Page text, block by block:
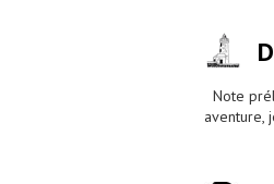
Note
aventure,